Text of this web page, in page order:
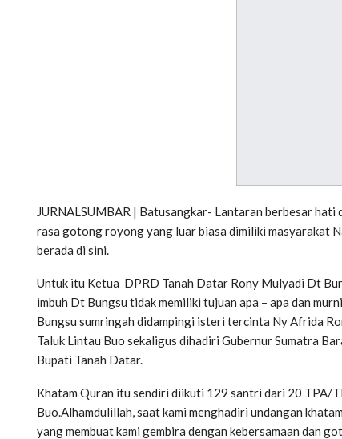
JURNALSUMBAR | Batusangkar- Lantaran berbesar hati
rasa gotong royong yang luar biasa dimiliki masyarakat
berada di sini.
Untuk itu Ketua DPRD Tanah Datar Rony Mulyadi Dt
imbuh Dt Bungsu tidak memiliki tujuan apa – apa dan
Bungsu sumringah didampingi isteri tercinta Ny Afrida
Taluk Lintau Buo sekaligus dihadiri Gubernur Sumatra
Bupati Tanah Datar.
Khatam Quran itu sendiri diikuti 129 santri dari 20 TPA/
Buo.Alhamdulillah, saat kami menghadiri undangan
yang membuat kami gembira dengan kebersamaan dan